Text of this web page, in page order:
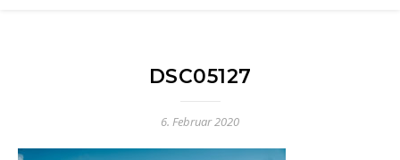
DSC05127
6. Februar 2020